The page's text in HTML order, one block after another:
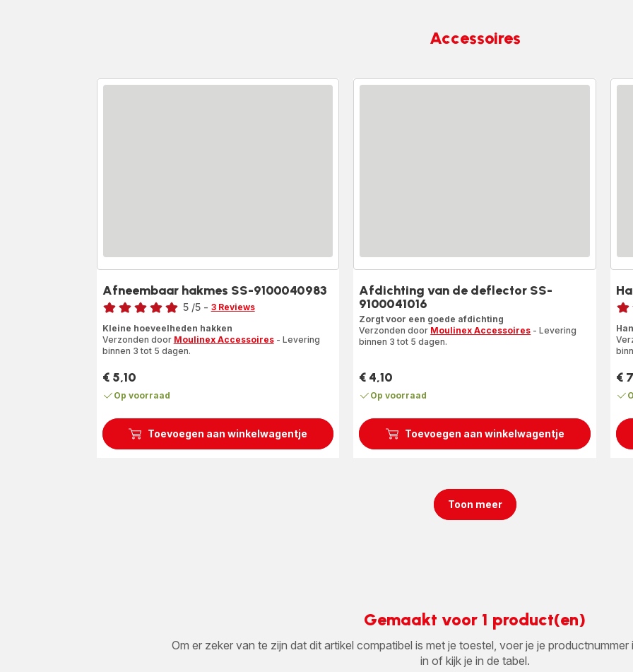
Accessoires
Toevoegen aan winkelwagentje
Afneembaar hakmes SS-9100040983
Beoordeling
met
vijf
(gemiddeld)
5 /5 - 3 Reviews
Kleine hoeveelheden hakken
Verzonden door Moulinex Accessoires- Levering
binnen 3 tot 5 dagen.
Prijs
€ 5,10
Op voorraad
Toevoegen aan winkelwagentje
Afdichting van de deflector SS-
9100041016
Zorgt voor een goede afdichting
Verzonden door Moulinex Accessoires - Levering
binnen 3 tot 5 dagen.
Prijs
€ 4,10
Op voorraad
met
vijf
Prijs
€
Toon meer
Gemaakt voor 1 product(en)
Om er zeker van te zijn dat dit artikel compatibel is met je toestel, voer je je
in of kijk je in de tabel.